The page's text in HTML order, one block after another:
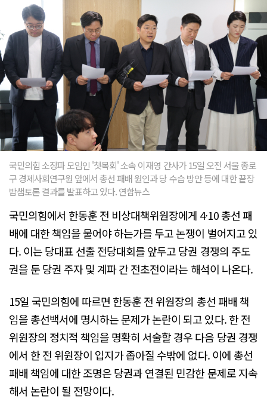
국민의힘 소장파 모임인 '첫목회' 소속 이재영 간사가 15일 오전 서울 종로
구 경제사회연구원 앞에서 총선 패배 원인과 당 수습 방안 등에 대한 끝장
밤샘토론 결과를 발표하고 있다. 연합뉴스
국민의힘에서 한동훈 전 비상대책위원장에게 4·10 총선 패
배에 대한 책임을 물어야 하는가를 두고 논쟁이 벌어지고 있
다. 이는 당대표 선출 전당대회를 앞두고 당권 경쟁의 주도
권을 둔 당권 주자 및 계파 간 전초전이라는 해석이 나온다.
15일 국민의힘에 따르면 한동훈 전 위원장의 총선 패배 책
임을 총선백서에 명시하는 문제가 논란이 되고 있다. 한 전
위원장의 정치적 책임을 명확히 서술할 경우 다음 당권 경쟁
에서 한 전 위원장이 입지가 좁아질 수밖에 없다. 이에 총선
패배 책임에 대한 조명은 당권과 연결된 민감한 문제로 지속
해서 논란이 될 전망이다.